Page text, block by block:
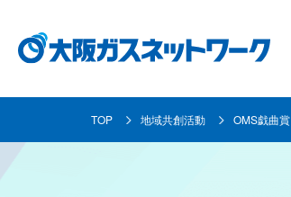
都市ガスとは
事業内容
各種お手続き・ご案内
企業情報
採用情報
TOP 地域共創活動 OMS戯曲賞